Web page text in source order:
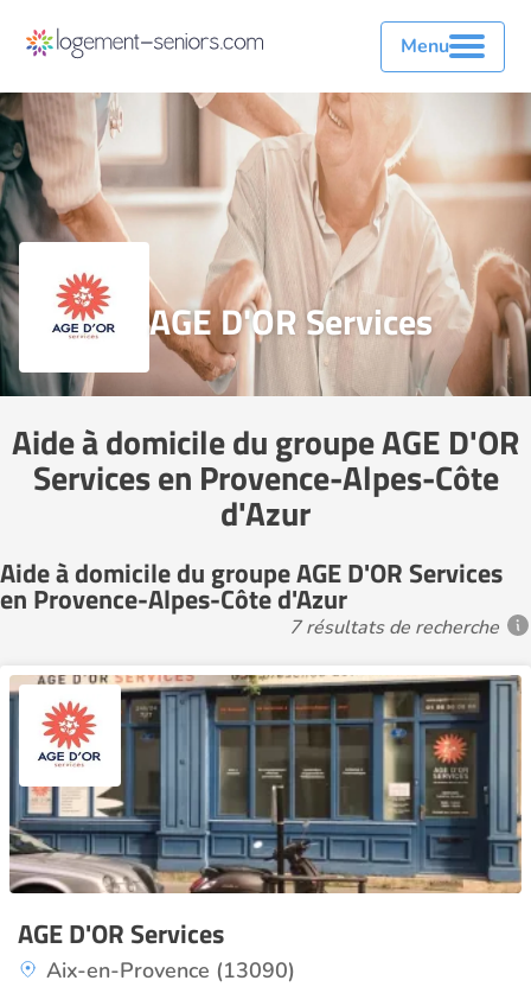
Menu
AGE D'OR Services
Aide à domicile du groupe AGE D'OR
Services en Provence-Alpes-Côte
d'Azur
Aide à domicile du groupe AGE D'OR Services
en Provence-Alpes-Côte d'Azur
7 résultats de recherche
AGE D'OR Services
Aix-en-Provence (13090)